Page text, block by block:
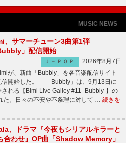
MUSIC NEWS
、サマーチューン3曲第1弾
」配信開始
Ｊ－ＰＯＰ
2026年8月7日
が、新曲「Bubbly」を各音楽配信サイト
信開始した。 「Bubbly」は、9月13日に
される【Bimi Live Galley #11 -Bubbly-】の
た。日々の不安や不条理に対して … 続きを
、ドラマ『今夜もシリアルキラーと
合わせ』OP曲「Shadow Memory」